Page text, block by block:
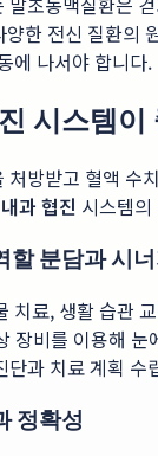
한 전신 질환의
에 나서야 합니다.
시스템이
방받고 혈액 수
과 협진 시스템
할 분담과 시
치료, 생활 습관
장비를 이용해
과 치료 계획
정확성